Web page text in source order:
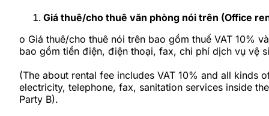
Giá thuê/cho thuê văn phòng nói trên
o Giá thuê/cho thuê nói trên bao gồm thuế VAT 10%
bao gồm tiền điện, điện thoại, fax, chi phí dịch vụ vệ
(The about rental fee includes VAT 10% and all
electricity, telephone, fax, sanitation services inside
Party B).